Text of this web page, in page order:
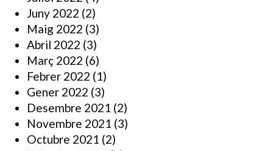
Juny 2022 (2)
Maig 2022 (3)
Abril 2022 (3)
Març 2022 (6)
Febrer 2022 (1)
Gener 2022 (3)
Desembre 2021 (2)
Novembre 2021 (3)
Octubre 2021 (2)